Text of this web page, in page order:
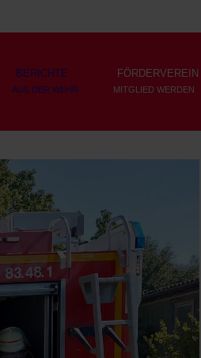
BERICHTE
AUS DER WEHR
FÖRDERVEREIN
MITGLIED WERDEN